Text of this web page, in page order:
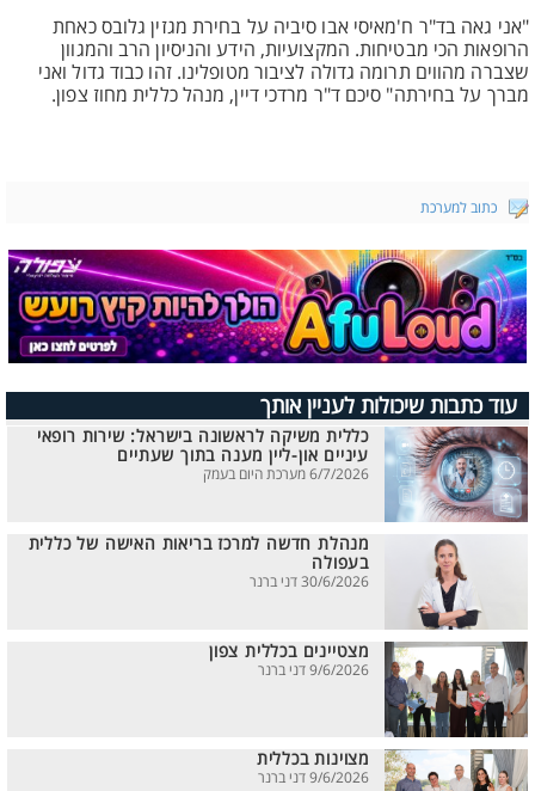
"אני גאה בד"ר ח'מאיסי אבו סיביה על בחירת מגזין גלובס כאחת
הרופאות הכי מבטיחות. המקצועיות, הידע והניסיון הרב והמגוון
שצברה מהווים תרומה גדולה לציבור מטופלינו. זהו כבוד גדול ואני
מברך על בחירתה" סיכם ד"ר מרדכי דיין, מנהל כללית מחוז צפון.
כתוב למערכת
עוד כתבות שיכולות לעניין אותך
כללית משיקה לראשונה בישראל: שירות רופאי
עיניים און-ליין מענה בתוך שעתיים
6/7/2026 מערכת היום בעמק
מנהלת חדשה למרכז בריאות האישה של כללית
בעפולה
30/6/2026 דני ברנר
מצטיינים בכללית צפון
9/6/2026 דני ברנר
מצוינות בכללית
9/6/2026 דני ברנר